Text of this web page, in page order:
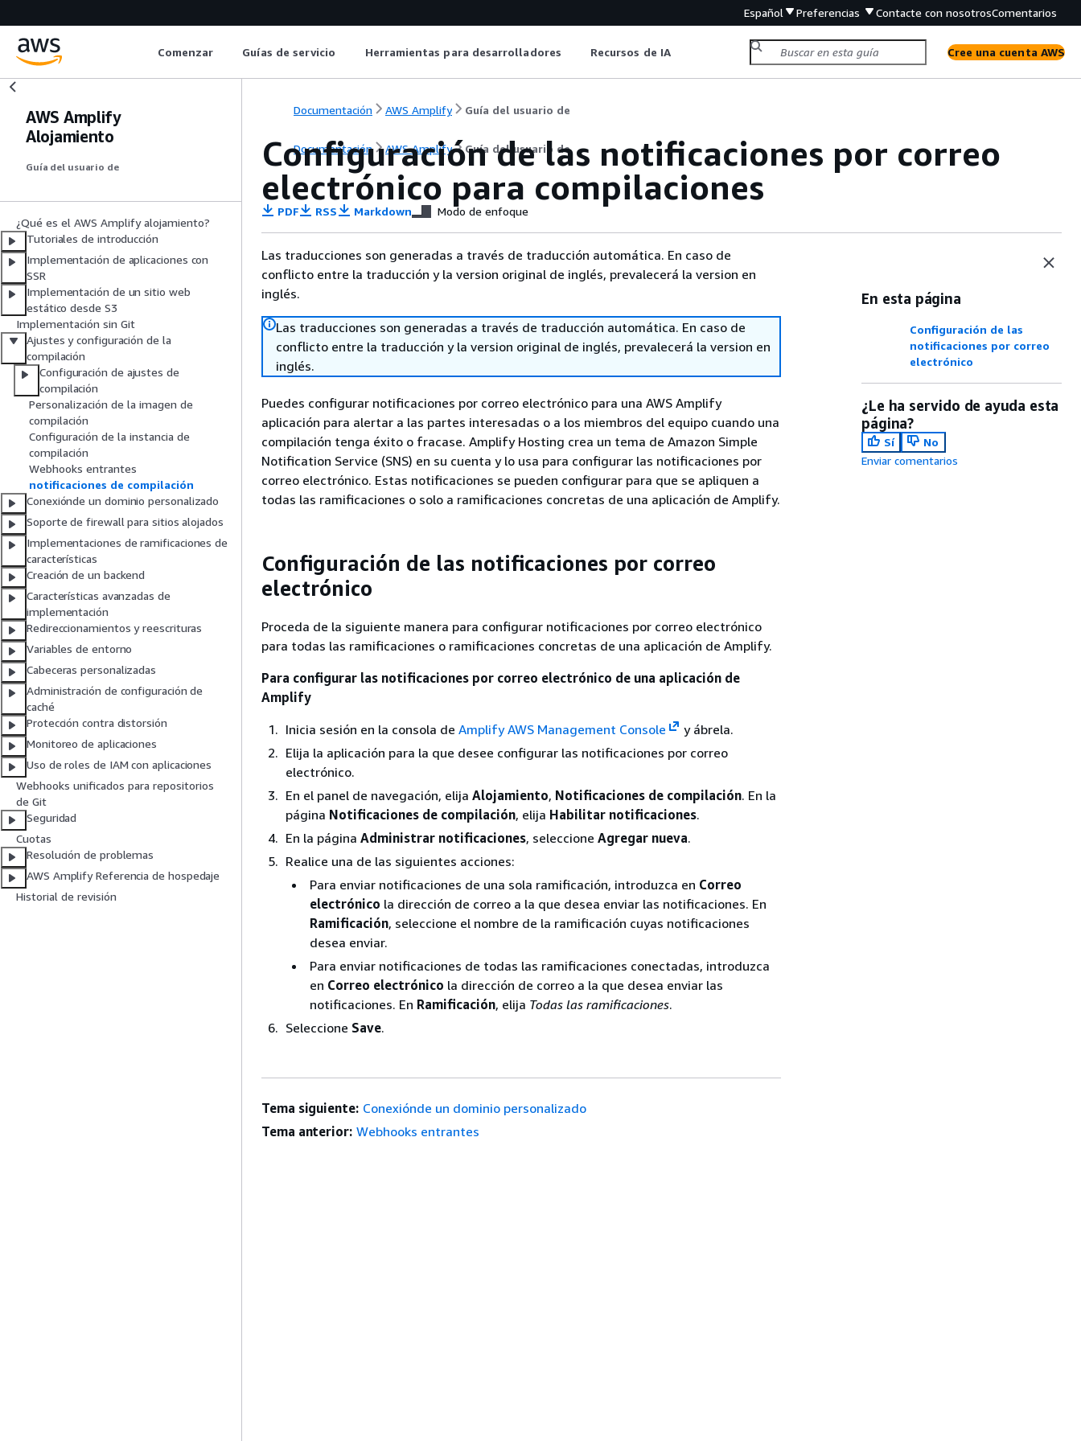
Español Preferencias Contacte con nosotrosComentarios
Comenzar Guías de servicio Herramientas para desarrolladores Recursos de IA Cree una cuenta AWS
AWS Amplify
Alojamiento
Guía del usuario de
¿Qué es el AWS Amplify alojamiento?
Tutoriales de introducción
Implementación de aplicaciones con
SSR
Implementación de un sitio web
estático desde S3
Implementación sin Git
Ajustes y configuración de la
compilación
Configuración de ajustes de
compilación
Personalización de la imagen de
compilación
Configuración de la instancia de
compilación
Webhooks entrantes
notificaciones de compilación
Conexiónde un dominio personalizado
Soporte de firewall para sitios alojados
Implementaciones de ramificaciones de
características
Creación de un backend
Características avanzadas de
implementación
Redireccionamientos y reescrituras
Variables de entorno
Cabeceras personalizadas
Administración de configuración de
caché
Protección contra distorsión
Monitoreo de aplicaciones
Uso de roles de IAM con aplicaciones
Webhooks unificados para repositorios
de Git
Seguridad
Cuotas
Resolución de problemas
AWS Amplify Referencia de hospedaje
Historial de revisión
Documentación AWS Amplify Guía del usuario de
Documentación AWS Amplify Guía del usuario de
Configuración de las notificaciones por correo
electrónico para compilaciones
PDF RSS Markdown Modo de enfoque
Las traducciones son generadas a través de traducción automática. En caso de
conflicto entre la traducción y la version original de inglés, prevalecerá la version en
inglés.
Las traducciones son generadas a través de traducción automática. En caso de
conflicto entre la traducción y la version original de inglés, prevalecerá la version en
inglés.
Puedes configurar notificaciones por correo electrónico para una AWS Amplify
aplicación para alertar a las partes interesadas o a los miembros del equipo cuando una
compilación tenga éxito o fracase. Amplify Hosting crea un tema de Amazon Simple
Notification Service (SNS) en su cuenta y lo usa para configurar las notificaciones por
correo electrónico. Estas notificaciones se pueden configurar para que se apliquen a
todas las ramificaciones o solo a ramificaciones concretas de una aplicación de Amplify.
Configuración de las notificaciones por correo
electrónico
Proceda de la siguiente manera para configurar notificaciones por correo electrónico
para todas las ramificaciones o ramificaciones concretas de una aplicación de Amplify.
Para configurar las notificaciones por correo electrónico de una aplicación de
Amplify
Inicia sesión en la consola de Amplify AWS Management Console
y ábrela.
Elija la aplicación para la que desee configurar las notificaciones por correo
electrónico.
En el panel de navegación, elija Alojamiento, Notificaciones de compilación. En la
página Notificaciones de compilación, elija Habilitar notificaciones.
En la página Administrar notificaciones, seleccione Agregar nueva.
Realice una de las siguientes acciones:
Para enviar notificaciones de una sola ramificación, introduzca en Correo
electrónico la dirección de correo a la que desea enviar las notificaciones. En
Ramificación, seleccione el nombre de la ramificación cuyas notificaciones
desea enviar.
Para enviar notificaciones de todas las ramificaciones conectadas, introduzca
en Correo electrónico la dirección de correo a la que desea enviar las
notificaciones. En Ramificación, elija Todas las ramificaciones.
Seleccione Save.
En esta página
Configuración de las
notificaciones por correo
electrónico
¿Le ha servido de ayuda esta
página?
Sí
No
Enviar comentarios
Tema siguiente: Conexiónde un dominio personalizado
Tema anterior: Webhooks entrantes